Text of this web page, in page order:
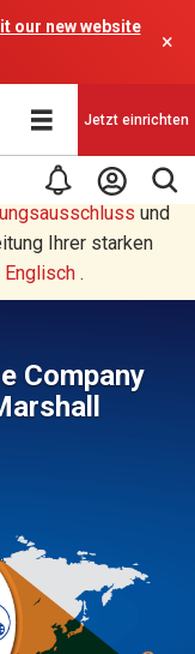
our new website
×
Jetzt einrichten
durch ein AI-
und
Ihrer starken
Englisch.
Company